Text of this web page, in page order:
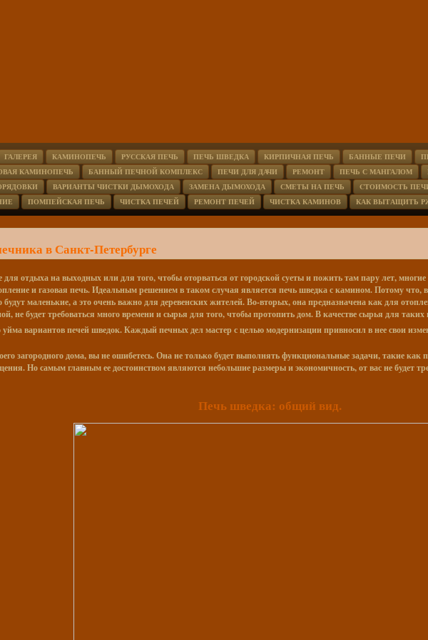
ГАЛЕРЕЯ КАМИНОПЕЧЬ РУССКАЯ ПЕЧЬ ПЕЧЬ ШВЕДКА КИРПИЧНАЯ ПЕЧЬ БАННЫЕ ПЕЧИ
КАМИНОПЕЧЬ БАННЫЙ ПЕЧНОЙ КОМПЛЕКС ПЕЧИ ДЛЯ ДАЧИ РЕМОНТ ПЕЧЬ С МАНГАЛОМ
ВАРИАНТЫ ЧИСТКИ ДЫМОХОДА ЗАМЕНА ДЫМОХОДА СМЕТЫ НА ПЕЧЬ CТОИМОСТЬ
ПОМПЕЙСКАЯ ПЕЧЬ ЧИСТКА ПЕЧЕЙ РЕМОНТ ПЕЧЕЙ ЧИСТКА КАМИНОВ КАК ВЫТАЩИТЬ
в Санкт-Петербурге
отдыха на выходных или для того, чтобы оторваться от городской суеты и пожить там пару лет,
и газовая печь. Идеальным решением в таком случая является печь шведка с камином. Потому что,
будут маленькие, а это очень важно для деревенских жителей. Во-вторых, она предназначена как для
не будет требоваться много времени и сырья для того, чтобы протопить дом. В качестве сырья для
уйма вариантовпечей шведок. Каждый печных дел мастер с целью модернизации привносил в нее свои
загородного дома, вы не ошибетесь. Она не только будет выполнять функциональные задачи, такие
Но самым главным ее достоинством являются небольшие размеры и экономичность, от вас не будет
Печь шведка: общий вид.